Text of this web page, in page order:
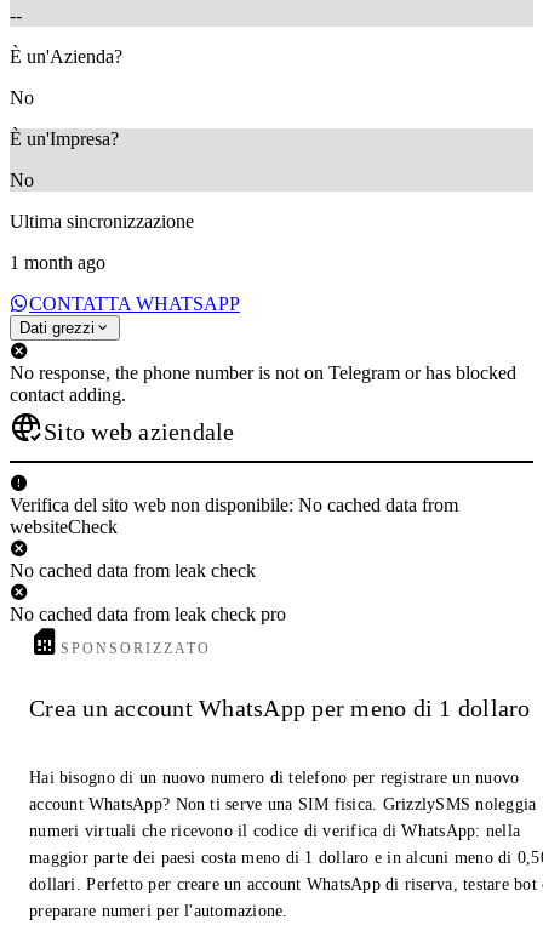
--
È un'Azienda?
No
È un'Impresa?
No
Ultima sincronizzazione
1 month ago
CONTATTA WHATSAPP
Dati grezzi
No response, the phone number is not on Telegram or has blocked
contact adding.
Sito web aziendale
Verifica del sito web non disponibile: No cached data from
websiteCheck
No cached data from leak check
No cached data from leak check pro
SPONSORIZZATO
Crea un account WhatsApp per meno di 1 dollaro
Hai bisogno di un nuovo numero di telefono per registrare un nuovo
account WhatsApp? Non ti serve una SIM fisica. GrizzlySMS noleggia
numeri virtuali che ricevono il codice di verifica di WhatsApp: nella
maggior parte dei paesi costa meno di 1 dollaro e in alcuni meno di
dollari. Perfetto per creare un account WhatsApp di riserva, testare bot
preparare numeri per l'automazione.